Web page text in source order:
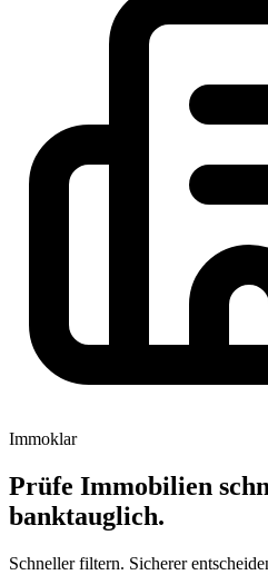
Immoklar
Prüfe Immobilien
banktauglich.
Schneller filtern. Sicherer